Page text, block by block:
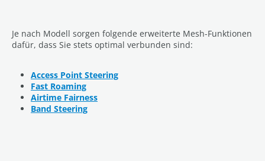
Je nach Modell sorgen folgende erweiterte Mesh-Funktionen
dafür, dass Sie stets optimal verbunden sind:
Access Point Steering
Fast Roaming
Airtime Fairness
Band Steering